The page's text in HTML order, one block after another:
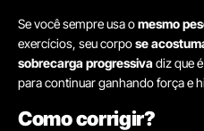
Se você sempre usa omesmo
exercícios, seu corpose
sobrecarga progressivadiz que
para continuar ganhando força e
Como corrigir?